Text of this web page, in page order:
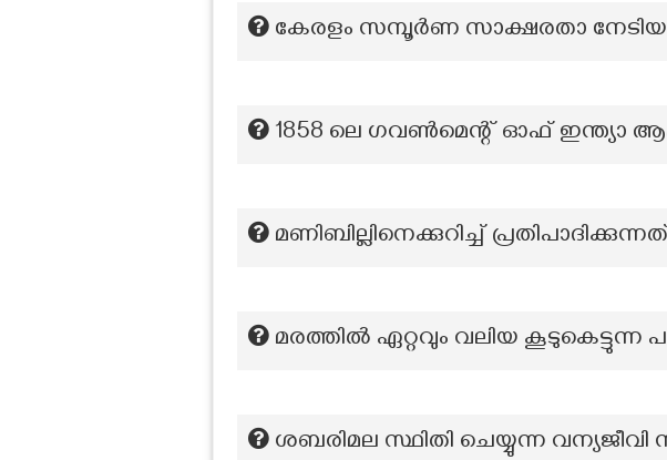
കേരളം സമ്പൂർണ സാക്ഷരതാ
1858 ലെ ഗവൺമെന്റ് ഓഫ് ഇന്ത്യാ ആക്ട്
മണിബില്ലിനെക്കുറിച്ച്
മരത്തിൽ ഏറ്റവും വലിയ കൂടുകെട്ടുന്ന
ശബരിമല സ്ഥിതി ചെയ്യുന്ന വന്യജീവി